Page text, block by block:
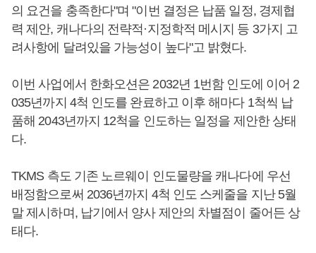
의 요건을 충족한다"며 "이번 결정은 납품 일정, 경제협
력 제안, 캐나다의 전략적·지정학적 메시지 등 3가지 고
려사항에 달려있을 가능성이 높다"고 밝혔다.
이번 사업에서 한화오션은 2032년 1번함 인도에 이어 2
035년까지 4척 인도를 완료하고 이후 해마다 1척씩 납
품해 2043년까지 12척을 인도하는 일정을 제안한 상태
다.
TKMS 측도 기존 노르웨이 인도물량을 캐나다에 우선
배정함으로써 2036년까지 4척 인도 스케줄을 지난 5월
말 제시하며, 납기에서 양사 제안의 차별점이 줄어든 상
태다.